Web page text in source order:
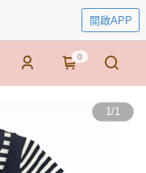
開啟APP
0
1/1